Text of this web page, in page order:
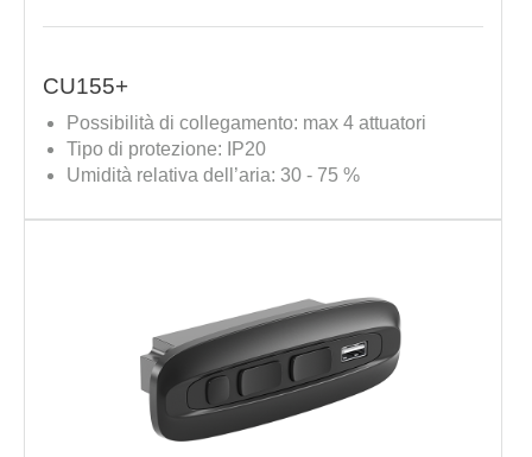
CU155+
Possibilità di collegamento: max 4 attuatori
Tipo di protezione: IP20
Umidità relativa dell’aria: 30 - 75 %